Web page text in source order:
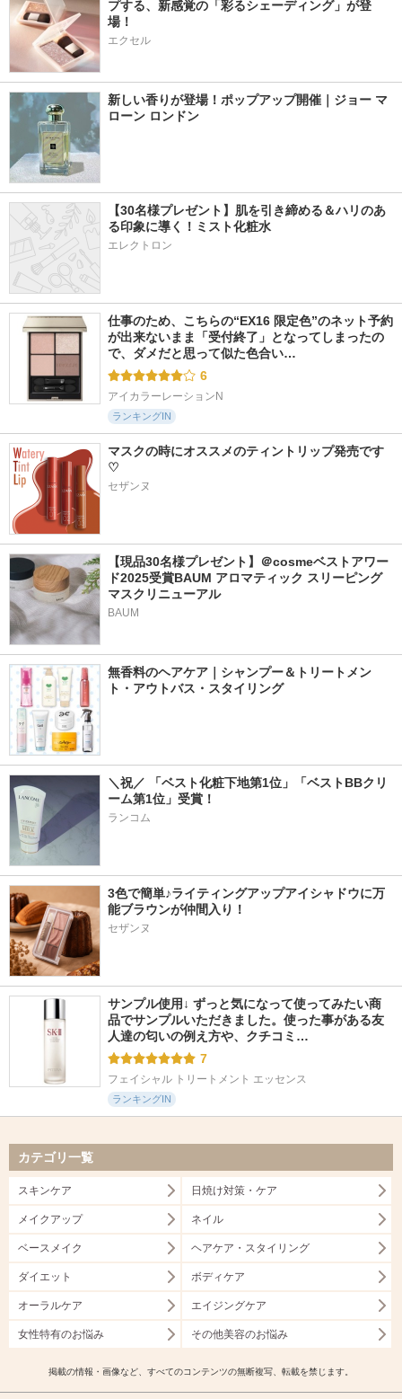
プする、新感覚の「彩るシェーディング」が登
場！
エクセル
新しい香りが登場！ポップアップ開催｜ジョー マ
ローン ロンドン
【30名様プレゼント】肌を引き締める＆ハリのあ
る印象に導く！ミスト化粧水
エレクトロン
仕事のため、こちらの“EX16 限定色”のネット予約
が出来ないまま「受付終了」となってしまったの
で、ダメだと思って似た色合い…
6
アイカラーレーションN
ランキングIN
マスクの時にオススメのティントリップ発売です
♡
セザンヌ
【現品30名様プレゼント】＠cosmeベストアワー
ド2025受賞BAUM アロマティック スリーピング
マスクリニューアル
BAUM
無香料のヘアケア｜シャンプー＆トリートメン
ト・アウトバス・スタイリング
＼祝／ 「ベスト化粧下地第1位」「ベストBBクリ
ーム第1位」受賞！
ランコム
3色で簡単♪ライティングアップアイシャドウに万
能ブラウンが仲間入り！
セザンヌ
サンプル使用↓ ずっと気になって使ってみたい商
品でサンプルいただきました。使った事がある友
人達の匂いの例え方や、クチコミ…
7
フェイシャル トリートメント エッセンス
ランキングIN
カテゴリ一覧
スキンケア 日焼け対策・ケア
メイクアップ ネイル
ベースメイク ヘアケア・スタイリング
ダイエット ボディケア
オーラルケア エイジングケア
女性特有のお悩み その他美容のお悩み
掲載の情報・画像など、すべてのコンテンツの無断複写、転載を禁じます。